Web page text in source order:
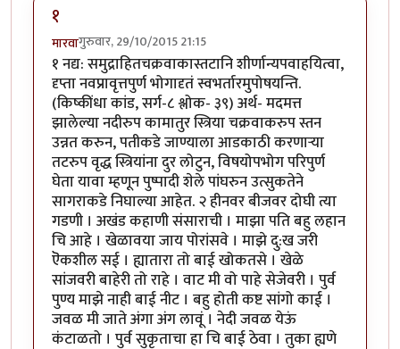
१
मारवागुरुवार, 29/10/2015 21:15
१ नद्य: समुद्राहितचक्रवाकास्तटानि शीर्णान्यपवाहयित्वा,
दृप्ता नवप्रावृत्तपुर्ण भोगादृतं स्वभर्तारमुपोषयन्ति.
(किष्कींधा कांड, सर्ग-८ श्लोक- ३९) अर्थ- मदमत्त
झालेल्या नदीरुप कामातुर स्त्रिया चक्रवाकरुप स्तन
उन्नत करुन, पतीकडे जाण्याला आडकाठी करणा‍र्‍या
तटरुप वृद्ध स्त्रियांना दुर लोटुन, विषयोपभोग परिपुर्ण
घेता यावा म्हणून पुष्पादी शेले पांघरुन उत्सुकतेने
सागराकडे निघाल्या आहेत. २ हीनवर बीजवर दोघी त्या
गडणी । अखंड कहाणी संसाराची । माझा पति बहु लहान
चि आहे । खेळावया जाय पोरांसवे । माझे दु:ख जरी
ऎकशील सई । ह्यातारा तो बाई खोकतसे । खेळे
सांजवरी बाहेरी तो राहे । वाट मी वो पाहे सेजेवरी । पुर्व
पुण्य माझे नाही बाई नीट । बहु होती कष्ट सांगो काई ।
जवळ मी जाते अंगा अंग लावूं । नेदी जवळ येऊं
कंटाळतो । पुर्व सुकृताचा हा चि बाई ठेवा । तुका ह्यणे